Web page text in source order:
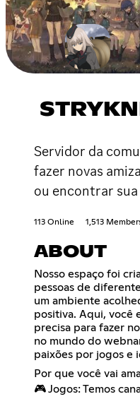
Servidor da
fazer novas
ou encontrar sua
113 Online 1,513
ABOUT
Nosso espaço foi
pessoas de
um ambiente
positiva. Aqui, você
precisa para fazer
no mundo do
paixões por jogos e
Por que você vai
🎮 Jogos: Temos